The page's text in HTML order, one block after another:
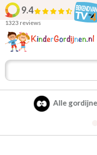
9.4
1323 reviews
Alle